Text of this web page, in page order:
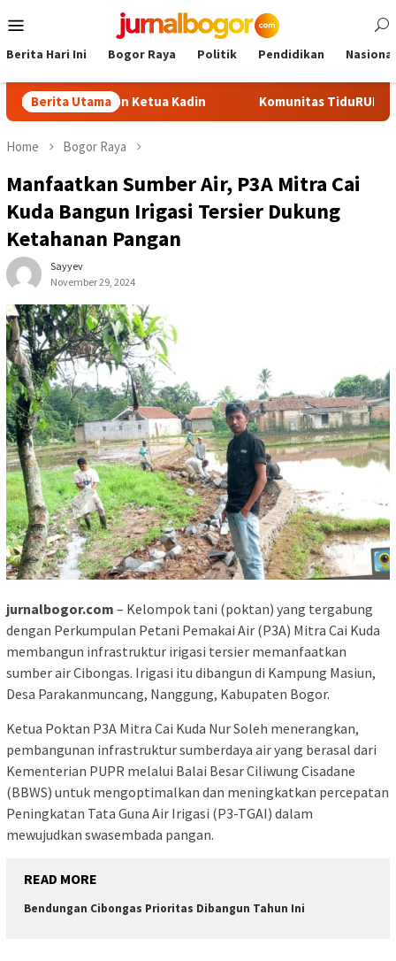
to
Menu
Berita Hari Ini Bogor Raya Politik Pendidikan Nasional
Berita Utama
Calon Ketua Kadin Komunitas TiduRUN Jajal Jalur
Home Bogor Raya
Manfaatkan Sumber Air, P3A Mitra Cai
Kuda Bangun Irigasi Tersier Dukung
Ketahanan Pangan
Sayyev
November 29, 2024
jurnalbogor.com – Kelompok tani (poktan) yang tergabung
dengan Perkumpulan Petani Pemakai Air (P3A) Mitra Cai Kuda
membangun infrastruktur irigasi tersier memanfaatkan
sumber air Cibongas. Irigasi itu dibangun di Kampung Masiun,
Desa Parakanmuncang, Nanggung, Kabupaten Bogor.
Ketua Poktan P3A Mitra Cai Kuda Nur Soleh menerangkan,
pembangunan infrastruktur sumberdaya air yang berasal dari
Kementerian PUPR melalui Balai Besar Ciliwung Cisadane
(BBWS) untuk mengoptimalkan dan meningkatkan percepatan
Peningkatan Tata Guna Air Irigasi (P3-TGAI) dalam
mewujudkan swasembada pangan.
READ MORE
Bendungan Cibongas Prioritas Dibangun Tahun Ini